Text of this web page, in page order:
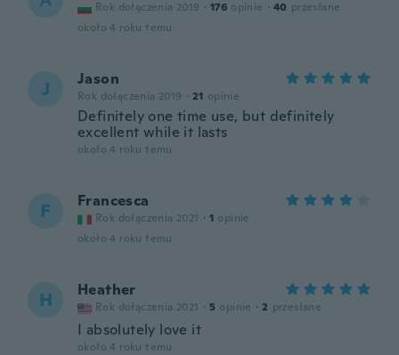
Rok dołączenia 2019 · 176 opinie · 40 przesłane
około 4 roku temu
J Jason
Rok dołączenia 2019 · 21 opinie
Definitely one time use, but definitely
excellent while it lasts
około 4 roku temu
F Francesca
Rok dołączenia 2021 · 1 opinie
około 4 roku temu
H Heather
Rok dołączenia 2021 · 5 opinie · 2 przesłane
I absolutely love it
około 4 roku temu